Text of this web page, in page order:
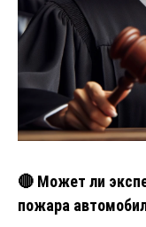
🔴 Может ли
пожара